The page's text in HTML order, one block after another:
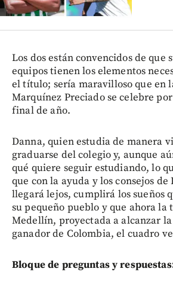
Los dos están convencidos de que
equipos tienen los elementos
el título; sería maravilloso que en
Marquínez Preciado se celebre
final de año.
Danna, quien estudia de manera
graduarse del colegio y, aunque
qué quiere seguir estudiando, lo
que con la ayuda y los consejos
llegará lejos, cumplirá los sueños
su pequeño pueblo y que ahora la
Medellín, proyectada a alcanzar
ganador de Colombia, el cuadro
Bloque de preguntas y